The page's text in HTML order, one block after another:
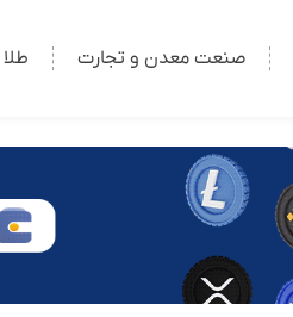
صنعت معدن و تجارت طلا